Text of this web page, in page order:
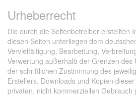
Urheberrecht
Die durch die Seitenbetreiber erstellten
diesen Seiten unterliegen dem
Vervielfältigung, Bearbeitung,
Verwertung außerhalb der Grenzen des
der schriftlichen Zustimmung des
Erstellers. Downloads und Kopien
privaten, nicht kommerziellen Gebrauch